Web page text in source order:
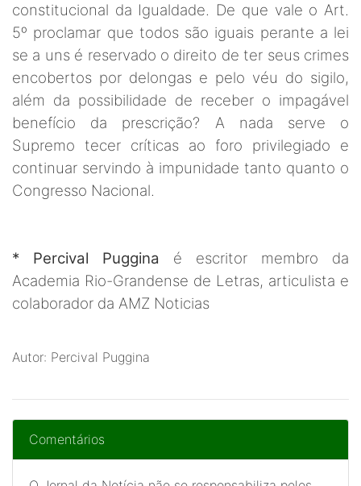
constitucional da Igualdade. De que vale o Art.
5º proclamar que todos são iguais perante a lei
se a uns é reservado o direito de ter seus crimes
encobertos por delongas e pelo véu do sigilo,
além da possibilidade de receber o impagável
benefício da prescrição? A nada serve o
Supremo tecer críticas ao foro privilegiado e
continuar servindo à impunidade tanto quanto o
Congresso Nacional.
* Percival Puggina
é escritor membro da
Academia Rio-Grandense de Letras, articulista e
colaborador da AMZ Noticias
Autor: Percival Puggina
Comentários